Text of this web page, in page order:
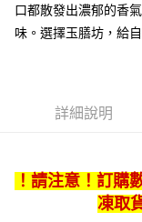
每筆NT$340
口都散發出濃郁的香
味。選擇玉膳坊，給
詳細說明
！請注意！訂購
凍取